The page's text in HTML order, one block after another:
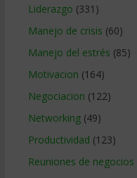
Liderazgo (331)
Manejo de crisis (60)
Manejo del estrés (85)
Motivacion (164)
Negociacion (122)
Networking(49)
Productividad (123)
Reuniones de negocios